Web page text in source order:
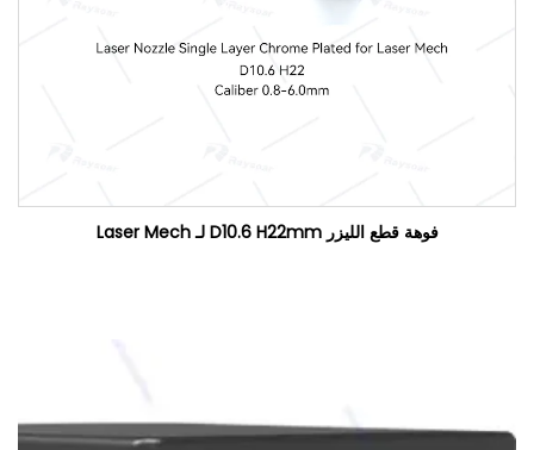
فوهة قطع الليزر D10.6 H22mm لـ Laser Mech